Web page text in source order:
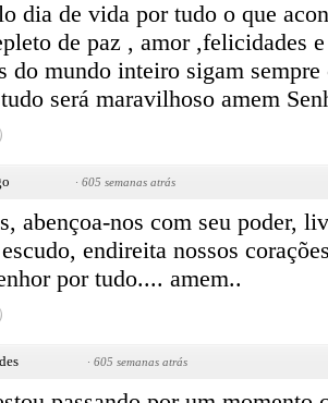
dia de vida por tudo o que
de paz , amor ,felicidades
do mundo inteiro sigam
será maravilhoso amem
· 605 semanas atrás
abençoa-nos com seu poder,
endireita nossos
por tudo.... amem..
· 605 semanas atrás